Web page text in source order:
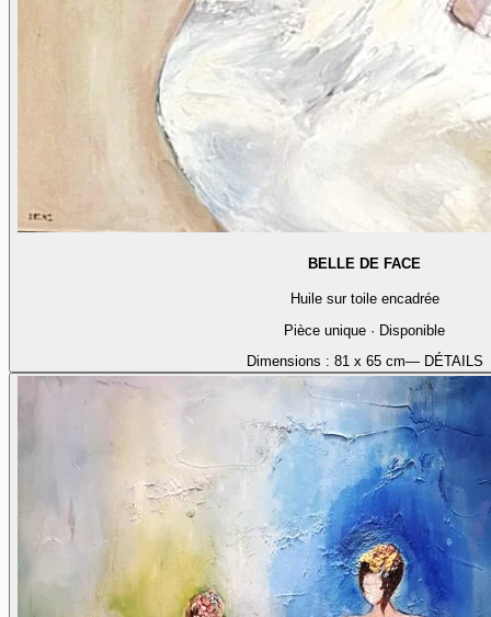
BELLE DE FACE
Huile sur toile encadrée
Pièce unique · Disponible
Dimensions : 81 x 65 cm— DÉTAILS